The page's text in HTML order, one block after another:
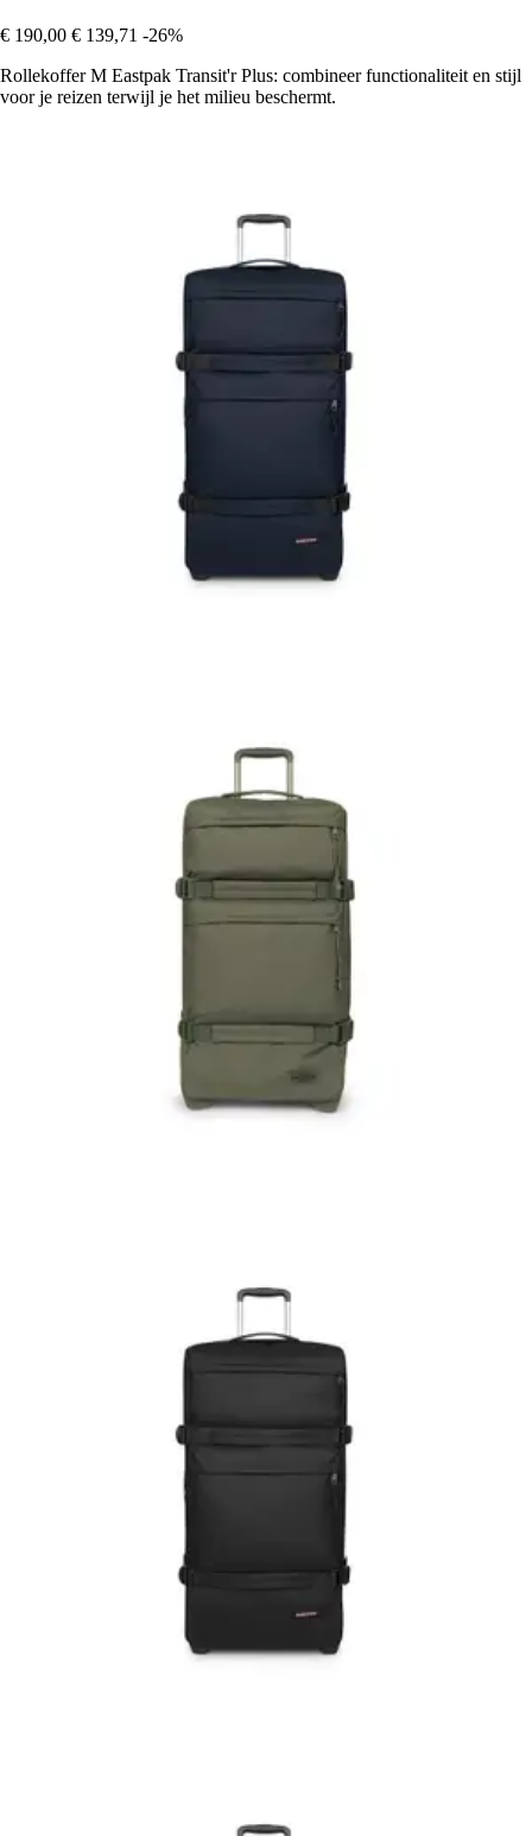
€ 190,00 € 139,71 -26%
Rollekoffer M Eastpak Transit'r Plus: combineer functionaliteit en stijl
voor je reizen terwijl je het milieu beschermt.